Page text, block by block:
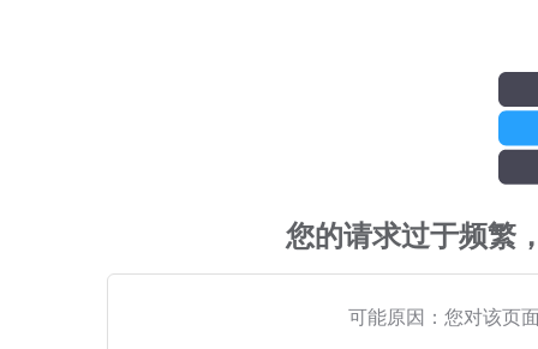
您的请求过于频繁
可能原因：您对该页